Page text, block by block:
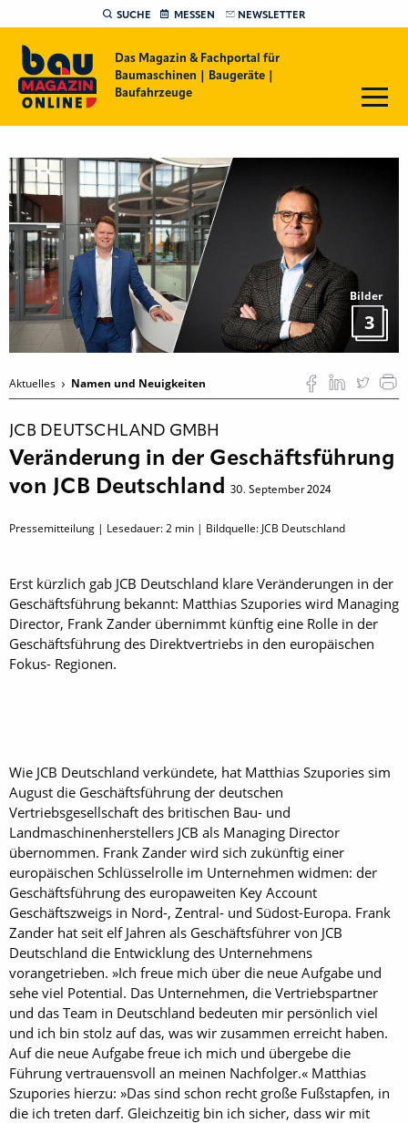
SUCHE MESSEN NEWSLETTER
Das Magazin & Fachportal für
Baumaschinen | Baugeräte |
Baufahrzeuge
Bilder
3
Aktuelles Namen und Neuigkeiten
JCB DEUTSCHLAND GMBH
Veränderung in der Geschäftsführung
von JCB Deutschland 30. September 2024
Pressemitteilung | Lesedauer:2 min | Bildquelle: JCB Deutschland
Erst kürzlich gab JCB Deutschland klare Veränderungen in der
Geschäftsführung bekannt: Matthias Szupories wird Managing
Director, Frank Zander übernimmt künftig eine Rolle in der
Geschäftsführung des Direktvertriebs in den europäischen
Fokus- Regionen.
Wie JCB Deutschland verkündete, hat Matthias ­Szupories sim
August die Geschäftsführung der deutschen
Vertriebsgesellschaft des britischen Bau- und
Landmaschinenherstellers JCB als Managing Director
übernommen. Frank Zander wird sich zukünftig einer
europäischen Schlüsselrolle im Unternehmen widmen: der
Geschäftsführung des europaweiten Key Account
Geschäftszweigs in Nord-, Zentral- und Südost-Europa. Frank
Zander hat seit elf Jahren als Geschäftsführer von JCB
Deutschland die Entwicklung des Unternehmens
vorangetrieben. »Ich freue mich über die neue Aufgabe und
sehe viel Potential. Das Unternehmen, die Vertriebs­partner
und das Team in Deutschland bedeuten mir persönlich viel
und ich bin stolz auf das, was wir zusammen erreicht haben.
Auf die neue Aufgabe freue ich mich und übergebe die
Führung vertrauensvoll an meinen Nachfolger.« Matthias
Szupories hierzu: »Das sind schon recht große Fußstapfen, in
die ich treten darf. Gleichzeitig bin ich sicher, dass wir mit